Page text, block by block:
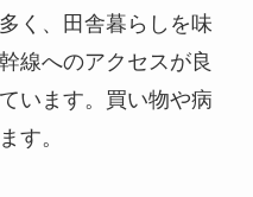
く、
田舎暮らしを味
線へのアクセスが良
います。 買い物や病
す。